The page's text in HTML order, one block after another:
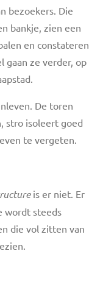
bezoekers. Die
bankje, zien een
en constateren
gaan ze verder, op
De toren
stro isoleert goed
te vergeten.
is er niet. Er
wordt steeds
die vol zitten van